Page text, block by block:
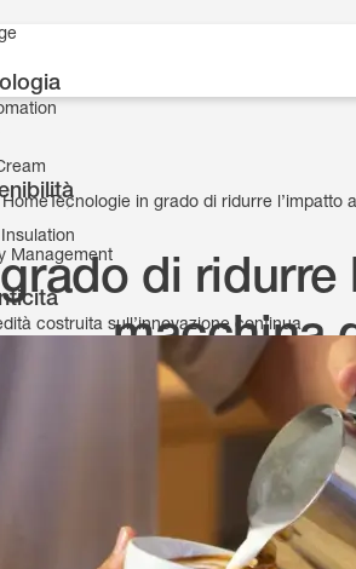
Management
costruita sull’innovazione continua
Home Tecnologie in grado di ridurre
di
macchina
7 Maggio